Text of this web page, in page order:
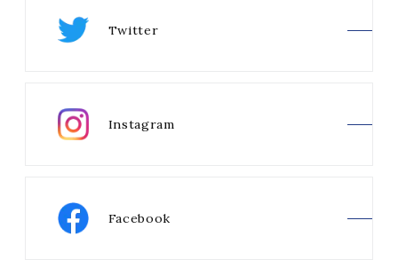
Twitter
Instagram
Facebook